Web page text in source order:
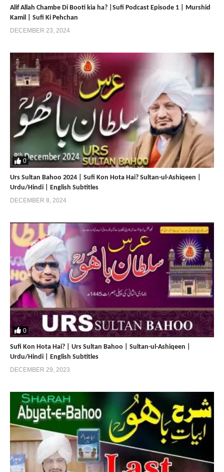
Alif Allah Chambe Di Booti kia ha? |Sufi Podcast Episode 1 | Murshid
Kamil | Sufi Ki Pehchan
DECEMBER 23, 2024
0
Urs Sultan Bahoo 2024 | Sufi Kon Hota Hai? Sultan-ul-Ashiqeen |
Urdu/Hindi | English Subtitles
DECEMBER 8, 2024
0
Sufi Kon Hota Hai? | Urs Sultan Bahoo | Sultan-ul-Ashiqeen |
Urdu/Hindi | English Subtitles
DECEMBER 29, 2023